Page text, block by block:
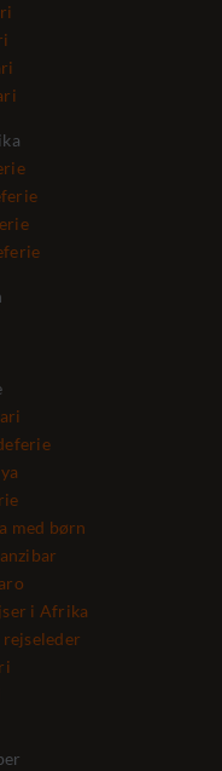
med børn
i Afrika